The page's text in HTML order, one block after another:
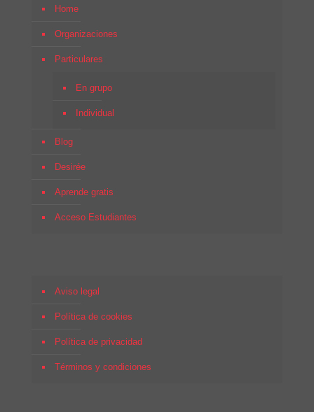
Home
Organizaciones
Particulares
En grupo
Individual
Blog
Desirée
Aprende gratis
Acceso Estudiantes
Aviso legal
Política de cookies
Política de privacidad
Términos y condiciones